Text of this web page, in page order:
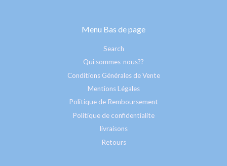
Menu Bas de page
Search
Qui sommes-nous??
Conditions Générales de Vente
Mentions Légales
Politique de Remboursement
Politique de confidentialite
livraisons
Retours